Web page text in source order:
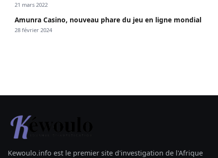
21 mars 2022
Amunra Casino, nouveau phare du jeu en ligne mondial
28 février 2024
Kewoulo.info est le premier site d'investigation de l'Afrique